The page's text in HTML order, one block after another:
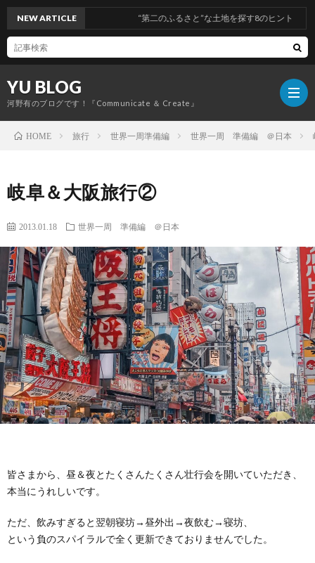
YU BLOG
河野有のブログです！『Communicate ＆ Create』
ミ
ュ
ニ
ケ
ー
旅
行
健
康
所
感
NEW ARTICLE “第二のふるさと”な土地を探す8のヒント
HOME 旅行 世界一周準備編 世界一周 準備編 ＠日本
岐阜＆大阪旅行②
2013.01.18 世界一周 準備編 ＠日本
皆さまから、昼＆夜とたくさんたくさん壮行会を開いていただき、
本当にうれしいです。
ただ、飲みすぎると翌朝寝坊→昼外出→夜飲む→寝坊、
という負のスパイラルで全く更新できておりませんでした。